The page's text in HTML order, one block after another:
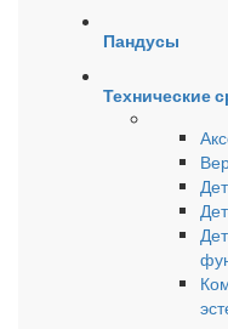
Пандусы
Технические